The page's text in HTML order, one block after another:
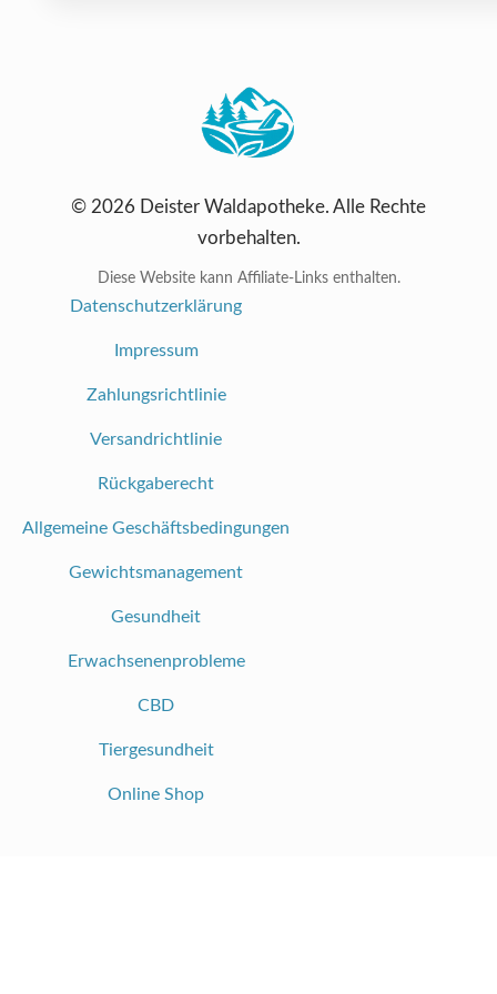
© 2026 Deister Waldapotheke. Alle Rechte
vorbehalten.
Diese Website kann Affiliate-Links enthalten.
Datenschutzerklärung
Impressum
Zahlungsrichtlinie
Versandrichtlinie
Rückgaberecht
Allgemeine Geschäftsbedingungen
Gewichtsmanagement
Gesundheit
Erwachsenenprobleme
CBD
Tiergesundheit
Online Shop